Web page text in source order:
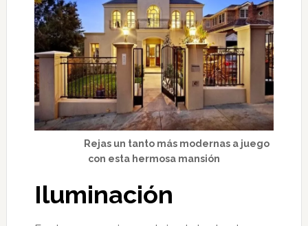
Rejas un tanto más modernas a juego
con esta hermosa mansión
Iluminación